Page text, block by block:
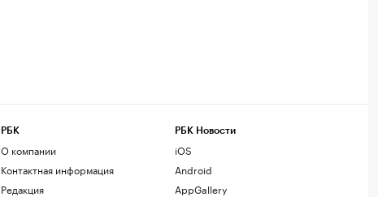
РБК
О компании
Контактная информация
Редакция
РБК Новости
iOS
Android
AppGallery